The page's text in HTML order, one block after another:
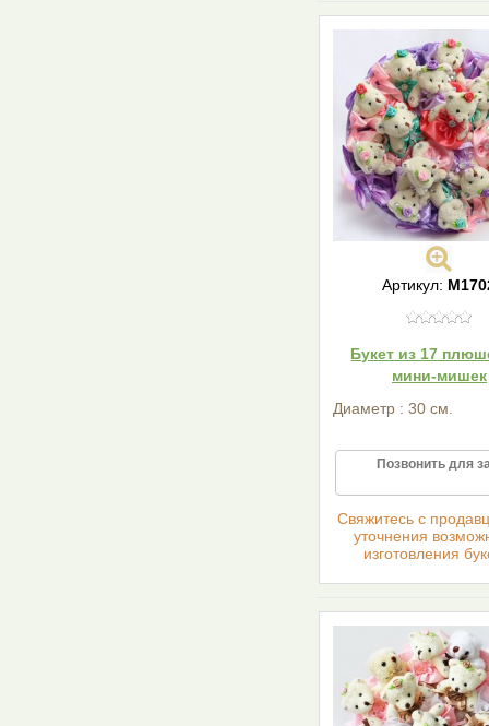
Артикул:
Букет из 17
мини-мишек
Диаметр : 30 см.
Позвонить для
Cвяжитесь с
уточнения
изготовления